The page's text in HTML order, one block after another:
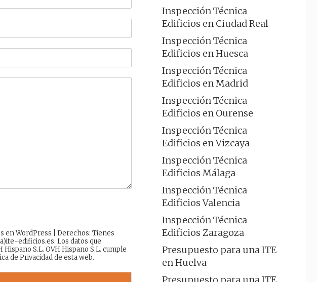
en WordPress | Derechos: Tienes
edificios.es. Los datos que
S.L. OVH Hispano S.L. cumple
de Privacidadde esta web.
Inspección Técnica
Edificios en Ciudad Real
Inspección Técnica
Edificios en Huesca
Inspección Técnica
Edificios en Madrid
Inspección Técnica
Edificios en Ourense
Inspección Técnica
Edificios en Vizcaya
Inspección Técnica
Edificios Málaga
Inspección Técnica
Edificios Valencia
Inspección Técnica
Edificios Zaragoza
Presupuesto para una ITE
en Huelva